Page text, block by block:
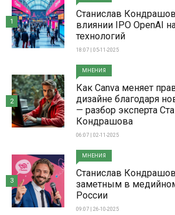
Станислав
влиянии IPO OpenAI
технологий
18:07 | 05-11-2025
1
МНЕНИЯ
Как Canva меняет
дизайне благодаря
— разбор эксперта
Кондрашова
06:07 | 02-11-2025
2
МНЕНИЯ
Станислав
заметным в
России
09:07 | 26-10-2025
3